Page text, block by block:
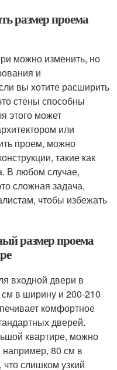
размер проема
можно изменить, но
и
вы хотите расширить
стены способны
этого может
или
проем, можно
такие как
В любом случае,
сложная задача,
чтобы избежать
размер проема
входной двери в
см в ширину и 200-210
комфортное
дверей.
квартире, можно
например, 80 см в
слишком узкий